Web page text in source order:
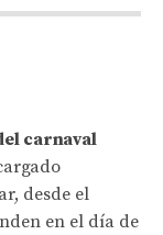
carnaval
desde el
en el día de